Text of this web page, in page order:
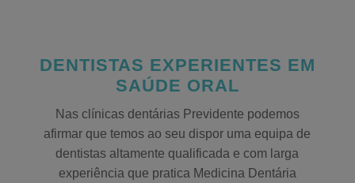
DENTISTAS EXPERIENTES EM
SAÚDE ORAL
Nas clínicas dentárias Previdente podemos
afirmar que temos ao seu dispor uma equipa de
dentistas altamente qualificada e com larga
experiência que pratica Medicina Dentária